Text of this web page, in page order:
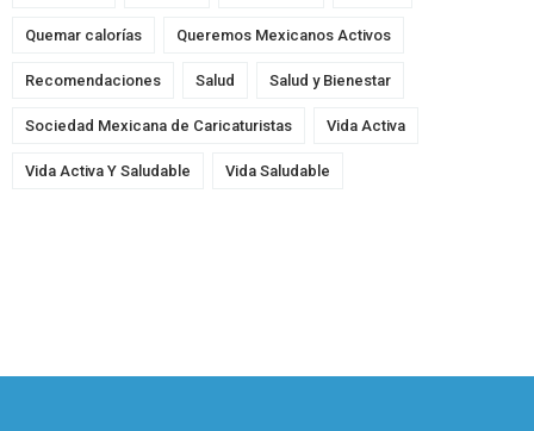
Quemar calorías Queremos Mexicanos Activos
Recomendaciones Salud Salud y Bienestar
Sociedad Mexicana de Caricaturistas Vida Activa
Vida Activa Y Saludable Vida Saludable